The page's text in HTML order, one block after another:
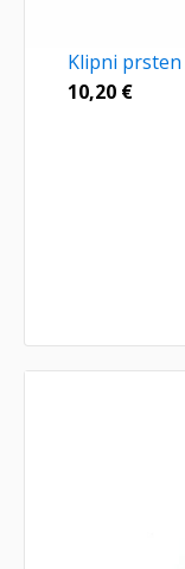
Klipni prsten
10,20 €